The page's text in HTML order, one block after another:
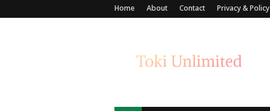
Home About Contact Privacy & Policy